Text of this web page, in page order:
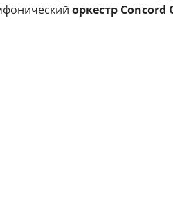
оркестр Concord